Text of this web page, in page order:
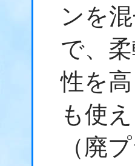
ンを
で、
性を
も使
（廃